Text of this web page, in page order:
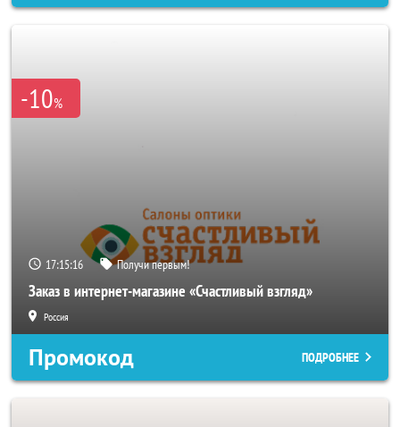
-10%
17:15:14 Получи первым!
Заказ в интернет-магазине «Счастливый взгляд»
Россия
Промокод ПОДРОБНЕЕ